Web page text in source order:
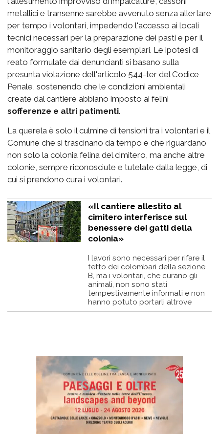
metallici e transenne sarebbe avvenuto senza allertare
per tempo i volontari, impedendo l'accesso ai locali
tecnici necessari per la preparazione dei pasti e per il
monitoraggio sanitario degli esemplari. Le ipotesi di
reato formulate dai denuncianti si basano sulla
presunta violazione dell'articolo 544-ter del Codice
Penale, sostenendo che le condizioni ambientali
create dal cantiere abbiano imposto ai felini
sofferenze e altri patimenti.
La querela è solo il culmine di tensioni tra i volontari e il
Comune che si trascinano da tempo e che riguardano
non solo la colonia felina del cimitero, ma anche altre
colonie, sempre riconosciute e tutelate dalla legge, di
cui si prendono cura i volontari.
«Il cantiere allestito al
cimitero interferisce sul
benessere dei gatti della
colonia»
I lavori sono necessari per rifare il
tetto dei colombari della sezione
B, ma i volontari, che curano gli
animali, non sono stati
tempestivamente informati e non
hanno potuto portarli altrove